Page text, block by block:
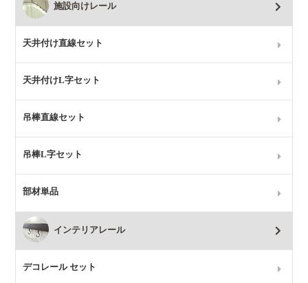
施設向けレール
天井付け直線セット
天井付けL字セット
吊棒直線セット
吊棒L字セット
部材単品
インテリアレール
デコレール セット